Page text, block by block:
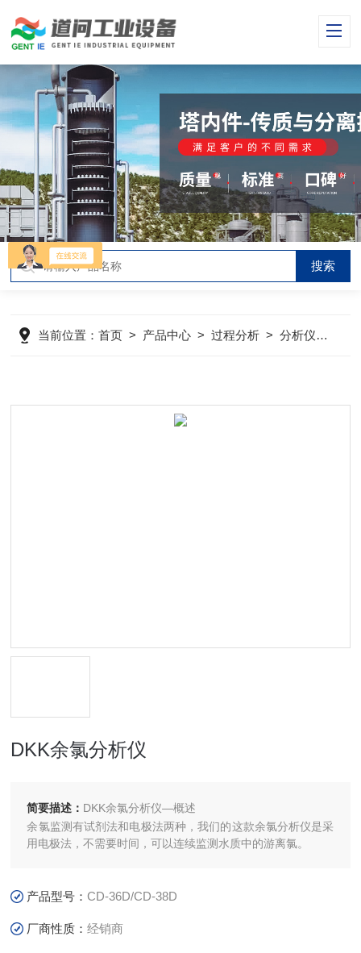
当前位置：首页 > 产品中心 >过程分析 >分析仪表
DKK余氯分析仪
简要描述： DKK余氯分析仪—概述
余氯监测有试剂法和电极法两种，我们的这款余氯分析仪是采
用电极法，不需要时间，可以连续监测水质中的游离氯。
产品型号：CD-36D/CD-38D
厂商性质：经销商